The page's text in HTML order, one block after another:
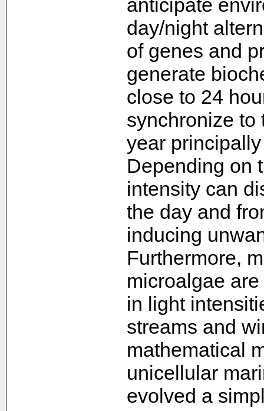
anticipate
day/night
of genes and
generate
close to 24
synchronize to
year
Depending on
intensity can
the day and
inducing
Furthermore,
microalgae
in light
streams and
mathematical
unicellular
evolved a